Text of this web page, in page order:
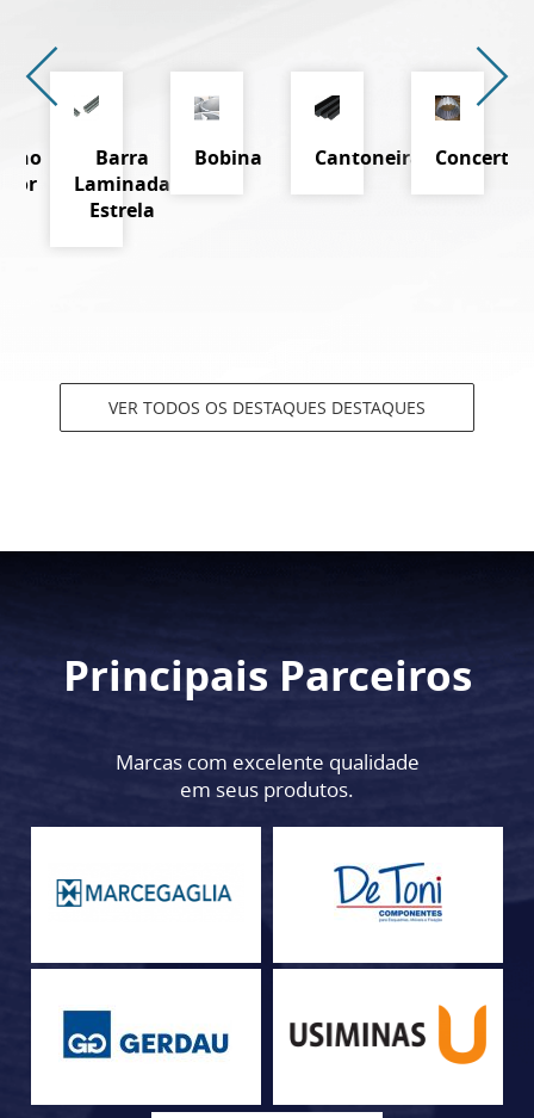
Barra
Laminada
Estrela
Bobina Cantoneira
VER TODOS OS DESTAQUES DESTAQUES
Principais Parceiros
Marcas com excelente qualidade
em seus produtos.